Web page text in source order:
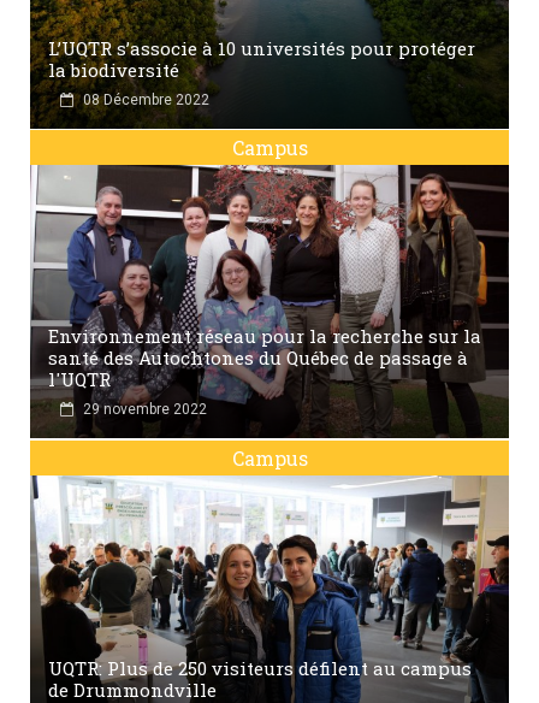
L’UQTR s’associe à 10 universités pour protéger
la biodiversité
08 Décembre 2022
Campus
Environnement réseau pour la recherche sur la
santé des Autochtones du Québec de passage à
l'UQTR
29 novembre 2022
Campus
UQTR: Plus de 250 visiteurs défilent au campus
de Drummondville